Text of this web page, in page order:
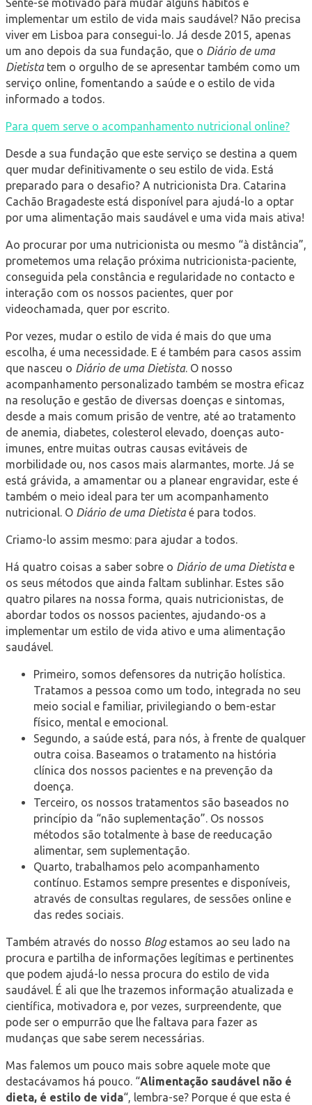
implementar um estilo de vida mais saudável? Não precisa
viver em Lisboa para consegui-lo. Já desde 2015, apenas
um ano depois da sua fundação, que o Diário de uma
Dietistatem o orgulho de se apresentar também como um
serviço online, fomentando a saúde e o estilo de vida
informado a todos.
Para quem serve o acompanhamento nutricional online?
Desde a sua fundação que este serviço se destina a quem
quer mudar definitivamente o seu estilo de vida. Está
preparado para o desafio? A nutricionista Dra. Catarina
Cachão Bragadeste está disponível para ajudá-lo a optar
por uma alimentação mais saudável e uma vida mais ativa!
Ao procurar por uma nutricionista ou mesmo “à distância”,
prometemos uma relação próxima nutricionista-paciente,
conseguida pela constância e regularidade no contacto e
interação com os nossos pacientes, quer por
videochamada, quer por escrito.
Por vezes, mudar o estilo de vida é mais do que uma
escolha, é uma necessidade. E é também para casos assim
que nasceu o Diário de uma Dietista. O nosso
acompanhamento personalizado também se mostra eficaz
na resolução e gestão de diversas doenças e sintomas,
desde a mais comum prisão de ventre, até ao tratamento
de anemia, diabetes, colesterol elevado, doenças auto-
imunes, entre muitas outras causas evitáveis de
morbilidade ou, nos casos mais alarmantes, morte. Já se
está grávida, a amamentar ou a planear engravidar, este é
também o meio ideal para ter um acompanhamento
nutricional. O Diário de uma Dietistaé para todos.
Criamo-lo assim mesmo: para ajudar a todos.
Há quatro coisas a saber sobre o Diário de uma Dietistae
os seus métodos que ainda faltam sublinhar. Estes são
quatro pilares na nossa forma, quais nutricionistas, de
abordar todos os nossos pacientes, ajudando-os a
implementar um estilo de vida ativo e uma alimentação
saudável.
Primeiro, somos defensores da nutrição holística.
Tratamos a pessoa como um todo, integrada no seu
meio social e familiar, privilegiando o bem-estar
físico, mental e emocional.
Segundo, a saúde está, para nós, à frente de qualquer
outra coisa. Baseamos o tratamento na história
clínica dos nossos pacientes e na prevenção da
doença.
Terceiro, os nossos tratamentos são baseados no
princípio da “não suplementação”. Os nossos
métodos são totalmente à base de reeducação
alimentar, sem suplementação.
Quarto, trabalhamos pelo acompanhamento
contínuo. Estamos sempre presentes e disponíveis,
através de consultas regulares, de sessões online e
das redes sociais.
Também através do nosso Blogestamos ao seu lado na
procura e partilha de informações legítimas e pertinentes
que podem ajudá-lo nessa procura do estilo de vida
saudável. É ali que lhe trazemos informação atualizada e
científica, motivadora e, por vezes, surpreendente, que
pode ser o empurrão que lhe faltava para fazer as
mudanças que sabe serem necessárias.
Mas falemos um pouco mais sobre aquele mote que
destacávamos há pouco. “Alimentação saudável não é
dieta, é estilo de vida“, lembra-se? Porque é que esta é